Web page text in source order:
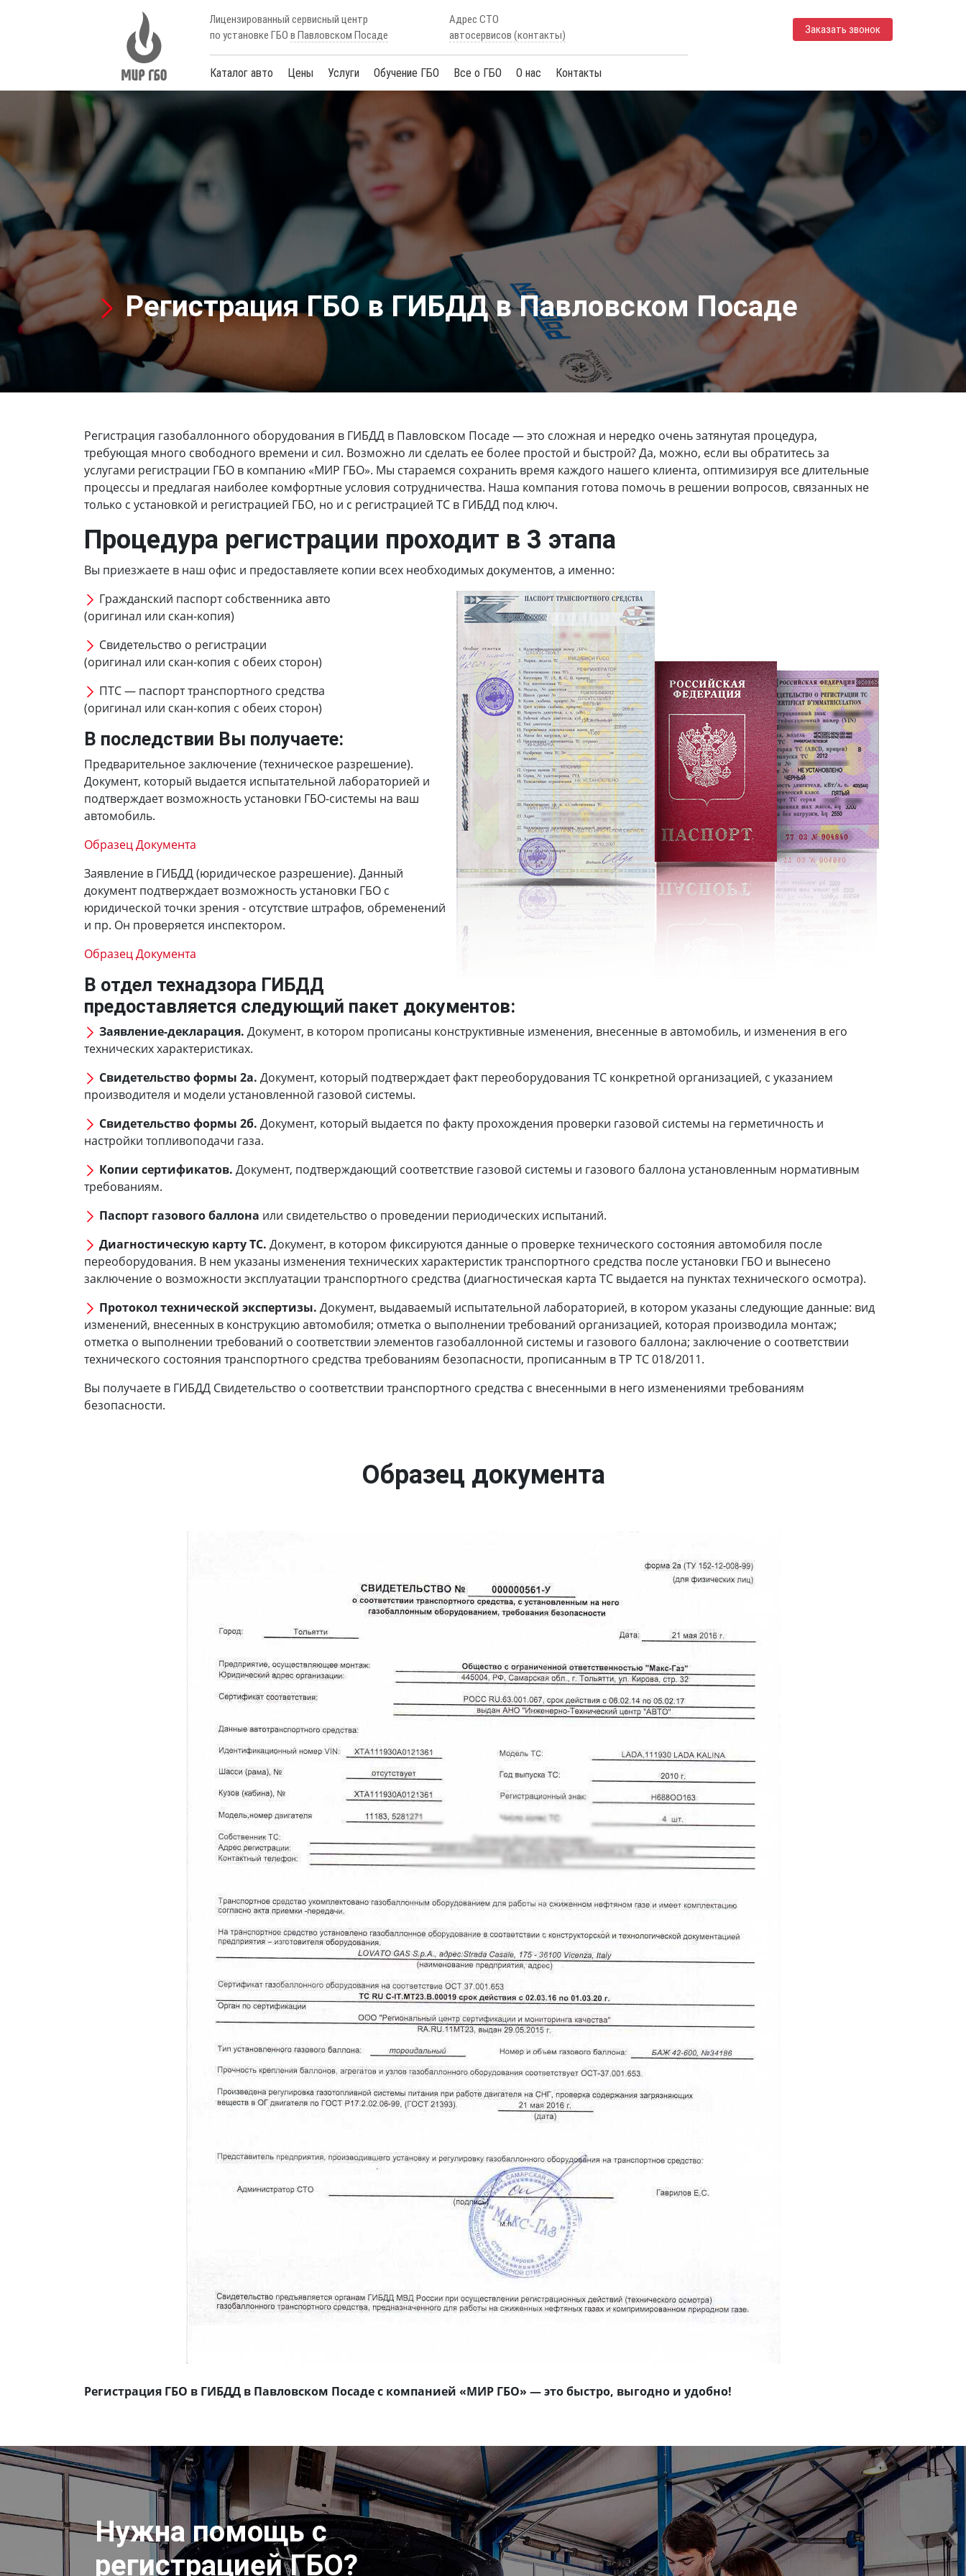
Лицензированный сервисный центр
по установке ГБО в Павловском Посаде
Адрес СТО
автосервисов (контакты)
Каталог авто Цены Услуги Обучение ГБО Все о ГБО О нас Контакты
Заказать звонок
Регистрация ГБО в ГИБДД в Павловском Посаде
Регистрация газобаллонного оборудования в ГИБДД в Павловском Посаде— это сложная и нередко очень затянутая процедура,
требующая много свободного времени и сил. Возможно ли сделать ее более простой и быстрой? Да, можно, если вы обратитесь за
услугами регистрации ГБО в компанию «МИР ГБО». Мы стараемся сохранить время каждого нашего клиента, оптимизируя все длительные
процессы и предлагая наиболее комфортные условия сотрудничества. Наша компания готова помочь в решении вопросов, связанных не
только с установкой и регистрацией ГБО, но и с регистрацией ТС в ГИБДД под ключ.
Процедура регистрации проходит в 3 этапа
Вы приезжаете в наш офис и предоставляете копии всех необходимых документов, а именно:
Гражданский паспорт собственника авто
(оригинал или скан-копия)
Свидетельство о регистрации
(оригинал или скан-копия с обеих сторон)
ПТС — паспорт транспортного средства
(оригинал или скан-копия с обеих сторон)
В последствии Вы получаете:
Предварительное заключение (техническое разрешение).
Документ, который выдается испытательной лабораторией и
подтверждает возможность установки ГБО-системы на ваш
автомобиль.
Образец Документа
Заявление в ГИБДД (юридическое разрешение). Данный
документ подтверждает возможность установки ГБО с
юридической точки зрения - отсутствие штрафов, обременений
и пр. Он проверяется инспектором.
Образец Документа
В отдел технадзора ГИБДД
предоставляется следующий пакет документов:
Заявление-декларация. Документ, в котором прописаны конструктивные изменения, внесенные в автомобиль, и изменения в его
технических характеристиках.
Свидетельство формы 2а. Документ, который подтверждает факт переоборудования ТС конкретной организацией, с указанием
производителя и модели установленной газовой системы.
Свидетельство формы 2б. Документ, который выдается по факту прохождения проверки газовой системы на герметичность и
настройки топливоподачи газа.
Копии сертификатов. Документ, подтверждающий соответствие газовой системы и газового баллона установленным нормативным
требованиям.
Паспорт газового баллона или свидетельство о проведении периодических испытаний.
Диагностическую карту ТС. Документ, в котором фиксируются данные о проверке технического состояния автомобиля после
переоборудования. В нем указаны изменения технических характеристик транспортного средства после установки ГБО и вынесено
заключение о возможности эксплуатации транспортного средства (диагностическая карта ТС выдается на пунктах технического осмотра).
Протокол технической экспертизы. Документ, выдаваемый испытательной лабораторией, в котором указаны следующие данные: вид
изменений, внесенных в конструкцию автомобиля; отметка о выполнении требований организацией, которая производила монтаж;
отметка о выполнении требований о соответствии элементов газобаллонной системы и газового баллона; заключение о соответствии
технического состояния транспортного средства требованиям безопасности, прописанным в ТР ТС 018/2011.
Вы получаете в ГИБДД Свидетельство о соответствии транспортного средства с внесенными в него изменениями требованиям
безопасности.
Образец документа
Регистрация ГБО в ГИБДД в Павловском Посаде с компанией «МИР ГБО» — это быстро, выгодно и удобно!
Нужна помощь с
регистрацией ГБО?